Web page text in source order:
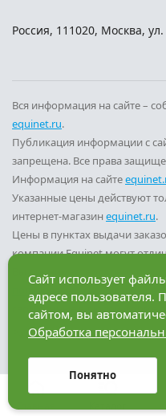
Главная
Россия, 111020, Москва,
Вся информация на сайте –
equinet.ru.
Публикация информации с
запрещена. Все права
Информация на сайте
Указанные цены действуют
интернет-магазин equinet.ru.
Цены в пунктах выдачи
компании Equinet могут
Вы принимаете условия
пользовательского
свои данные в любой форме
Разработка сайта —
Сайт использует
адресе пользователя.
сайтом, вы
Обработка
Понятно